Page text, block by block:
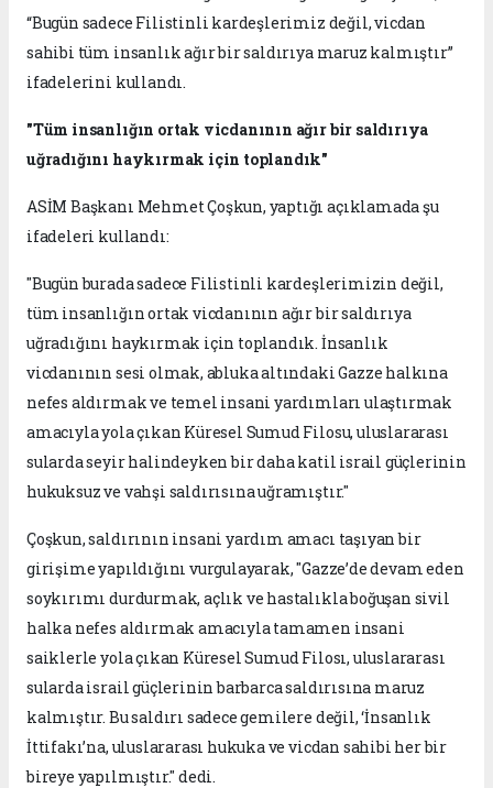
“Bugün sadece Filistinli kardeşlerimiz değil, vicdan
sahibi tüm insanlık ağır bir saldırıya maruz kalmıştır”
ifadelerini kullandı.
"Tüm insanlığın ortak vicdanının ağır bir saldırıya
uğradığını haykırmak için toplandık"
ASİM Başkanı Mehmet Çoşkun, yaptığı açıklamada şu
ifadeleri kullandı:
"Bugün burada sadece Filistinli kardeşlerimizin değil,
tüm insanlığın ortak vicdanının ağır bir saldırıya
uğradığını haykırmak için toplandık. İnsanlık
vicdanının sesi olmak, abluka altındaki Gazze halkına
nefes aldırmak ve temel insani yardımları ulaştırmak
amacıyla yola çıkan Küresel Sumud Filosu, uluslararası
sularda seyir halindeyken bir daha katil israil güçlerinin
hukuksuz ve vahşi saldırısına uğramıştır."
Çoşkun, saldırının insani yardım amacı taşıyan bir
girişime yapıldığını vurgulayarak, "Gazze’de devam eden
soykırımı durdurmak, açlık ve hastalıkla boğuşan sivil
halka nefes aldırmak amacıyla tamamen insani
saiklerle yola çıkan Küresel Sumud Filosı, uluslararası
sularda israil güçlerinin barbarca saldırısına maruz
kalmıştır. Bu saldırı sadece gemilere değil, ‘İnsanlık
İttifakı’na, uluslararası hukuka ve vicdan sahibi her bir
bireye yapılmıştır." dedi.